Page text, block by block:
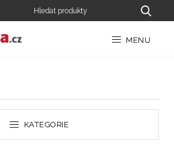
MENU
KATEGORIE